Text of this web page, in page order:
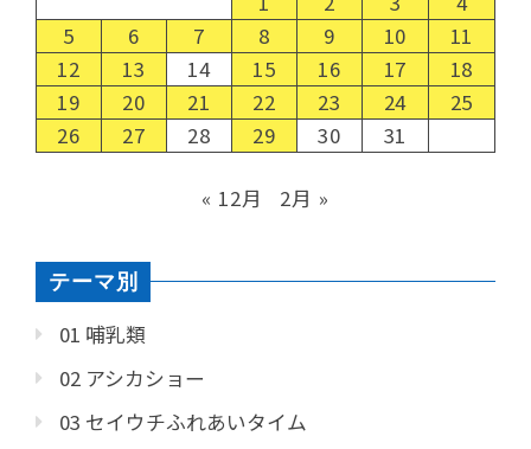
5
6 7 8 9 10
11
12
13 14 15 16 17
18
19
20 21 22 23 24
25
26
27 28 29 30 31
« 12月 2月 »
テーマ別
01 哺乳類
02 アシカショー
03 セイウチふれあいタイム